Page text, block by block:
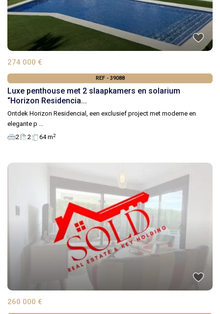
274 000 €
REF - 39088
Luxe penthouse met 2 slaapkamers en solarium
“Horizon Residencia...
Ontdek Horizon Residencial, een exclusief project met moderne en
elegante p ...
2
2 64 m2
260 000 €